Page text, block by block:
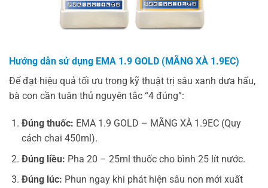
Hướng dẫn sử dụng EMA 1.9 GOLD (MÃNG XÀ 1.9EC)
Để đạt hiệu quả tối ưu trong kỹ thuật trị sâu xanh dưa hấu,
bà con cần tuân thủ nguyên tắc “4 đúng”:
Đúng thuốc: EMA 1.9 GOLD – MÃNG XÀ 1.9EC (Quy
cách chai 450ml).
Đúng liều: Pha 20 – 25ml thuốc cho bình 25 lít nước.
Đúng lúc: Phun ngay khi phát hiện sâu non mới xuất